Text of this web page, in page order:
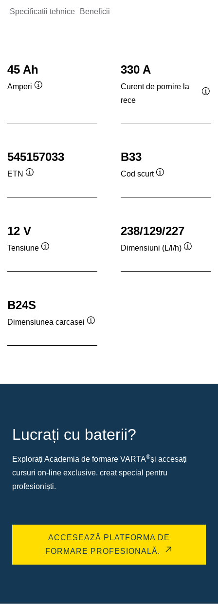
Specificatii tehnice Beneficii
45 Ah
Amperi
330 A
Curent de pornire la
rece
545157033
ETN
B33
Cod scurt
12 V
Tensiune
238/129/227
Dimensiuni (L/l/h)
B24S
Dimensiunea carcasei
Lucrați cu baterii?
Explorați Academia de formare VARTA®și accesați
cursuri on-line exclusive. creat special pentru
profesioniști.
ACCESEAZĂ PLATFORMA DE
FORMARE PROFESIONALĂ.